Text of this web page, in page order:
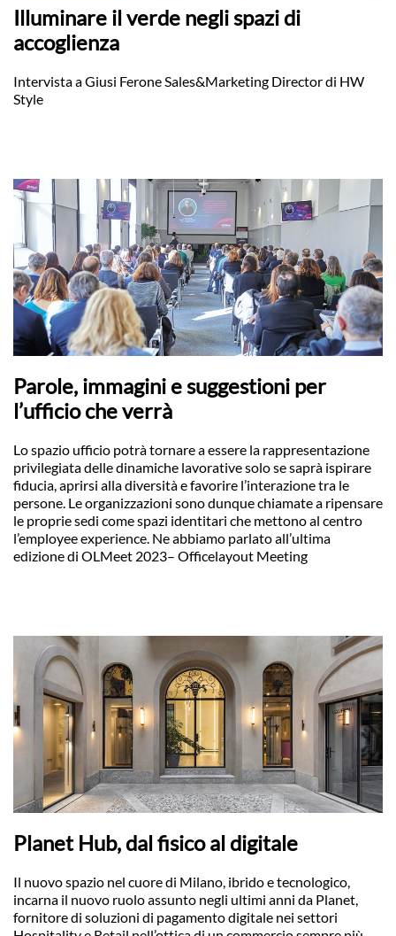
Illuminare il verde negli spazi di
accoglienza
Intervista a Giusi Ferone Sales&Marketing Director di HW
Style
Parole, immagini e suggestioni per
l’ufficio che verrà
Lo spazio ufficio potrà tornare a essere la rappresentazione
privilegiata delle dinamiche lavorative solo se saprà ispirare
fiducia, aprirsi alla diversità e favorire l’interazione tra le
persone. Le organizzazioni sono dunque chiamate a ripensare
le proprie sedi come spazi identitari che mettono al centro
l’employee experience. Ne abbiamo parlato all’ultima
edizione di OLMeet 2023– Officelayout Meeting
Planet Hub, dal fisico al digitale
Il nuovo spazio nel cuore di Milano, ibrido e tecnologico,
incarna il nuovo ruolo assunto negli ultimi anni da Planet,
fornitore di soluzioni di pagamento digitale nei settori